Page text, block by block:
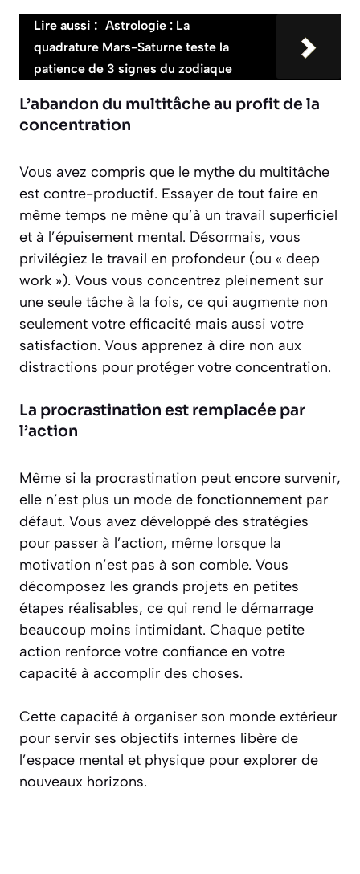
Lire aussi : Astrologie : La
quadrature Mars-Saturne teste la
patience de 3 signes du zodiaque
L’abandon du multitâche au profit de la
concentration
Vous avez compris que le mythe du multitâche
est contre-productif. Essayer de tout faire en
même temps ne mène qu’à un travail superficiel
et à l’épuisement mental. Désormais, vous
privilégiez le travail en profondeur (ou « deep
work »). Vous vous concentrez pleinement sur
une seule tâche à la fois, ce qui augmente non
seulement votre efficacité mais aussi votre
satisfaction. Vous apprenez à dire non aux
distractions pour protéger votre concentration.
La procrastination est remplacée par
l’action
Même si la procrastination peut encore survenir,
elle n’est plus un mode de fonctionnement par
défaut. Vous avez développé des stratégies
pour passer à l’action, même lorsque la
motivation n’est pas à son comble. Vous
décomposez les grands projets en petites
étapes réalisables, ce qui rend le démarrage
beaucoup moins intimidant. Chaque petite
action renforce votre confiance en votre
capacité à accomplir des choses.
Cette capacité à organiser son monde extérieur
pour servir ses objectifs internes libère de
l’espace mental et physique pour explorer de
nouveaux horizons.